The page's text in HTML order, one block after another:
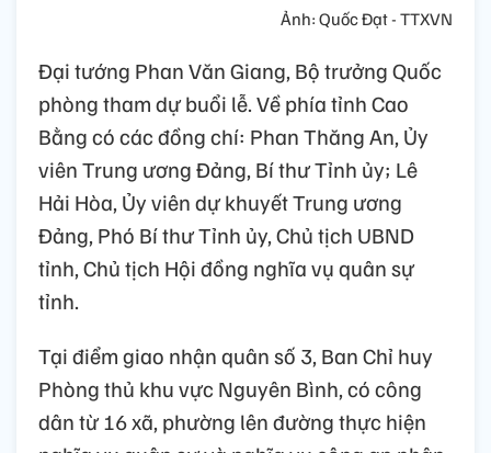
Ảnh: Quốc Đạt - TTXVN
Đại tướng Phan Văn Giang, Bộ trưởng Quốc
phòng tham dự buổi lễ. Về phía tỉnh Cao
Bằng có các đồng chí: Phan Thăng An, Ủy
viên Trung ương Đảng, Bí thư Tỉnh ủy; Lê
Hải Hòa, Ủy viên dự khuyết Trung ương
Đảng, Phó Bí thư Tỉnh ủy, Chủ tịch UBND
tỉnh, Chủ tịch Hội đồng nghĩa vụ quân sự
tỉnh.
Tại điểm giao nhận quân số 3, Ban Chỉ huy
Phòng thủ khu vực Nguyên Bình, có công
dân từ 16 xã, phường lên đường thực hiện